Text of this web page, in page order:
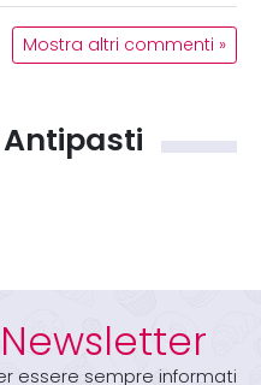
Mostra altri commenti »
essere sempre informati